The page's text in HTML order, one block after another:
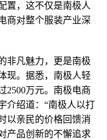
置，这不仅是南极人
商对整个服装产业深
非凡魅力，更是南极
现。据悉，南极人轻
2500万元。南极电商
介绍道：“南极人以打
以亲民的价格回馈消
产品创新的不懈追求